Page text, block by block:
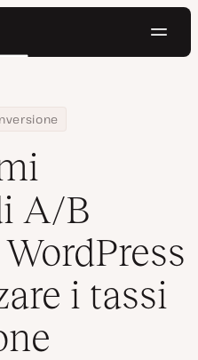
per WordPress per
A/B
i tassi